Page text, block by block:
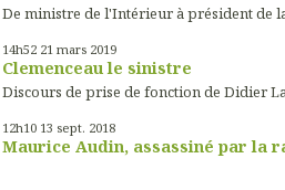
De ministre de l'Intérieur à président de
14h52 21 mars 2019
Clemenceau le sinistre
Discours de prise de fonction de Didier
12h10 13 sept. 2018
Maurice Audin, assassiné par la